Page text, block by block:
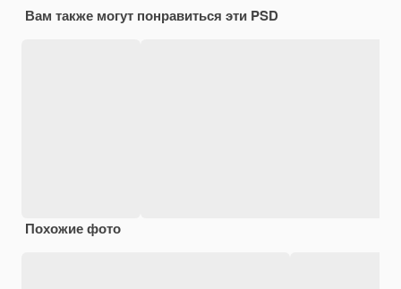
Вам также могут понравиться эти PSD
Похожие фото